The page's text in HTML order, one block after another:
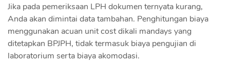
Jika pada pemeriksaan LPH dokumen ternyata kurang,
Anda akan dimintai data tambahan. Penghitungan biaya
menggunakan acuan unit cost dikali mandays yang
ditetapkan BPJPH, tidak termasuk biaya pengujian di
laboratorium serta biaya akomodasi.